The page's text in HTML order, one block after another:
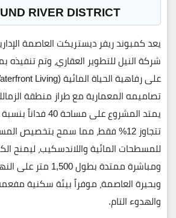
RIVER DISTRICT
يعدكمبوند ريفر ديستريكت العاصمة
شركة النيل للتطوير العقاري، وتم تنفيذه
تصاميمه المعمارية مع طراز منطقة
يمتد المشروع على مساحة40 فداناً
بنسبة
تتجاوز 12% فقط
، مما سمح بتخصيص
للمسطحات المائية واللاندسكيب، ليمنح
ومباشرة ممتدة بطول1,500 متر على النهر الأخضر
وبحيرة العاصمة، موفراً بيئة سكنية
والهدوء التام.